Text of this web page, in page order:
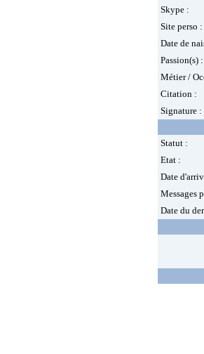
Skype :
Site perso :
Date de
Passion(s) :
Métier /
Citation :
Signature :
Statut :
Etat :
Date
Messages
Date du